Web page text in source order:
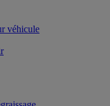
véhicule